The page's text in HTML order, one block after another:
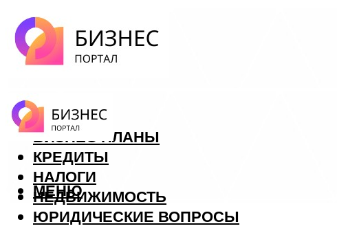
ФОРЕКС
БИЗНЕС ПЛАНЫ
КРЕДИТЫ
НАЛОГИ
НЕДВИЖИМОСТЬ
ЮРИДИЧЕСКИЕ ВОПРОСЫ
МЕНЮ